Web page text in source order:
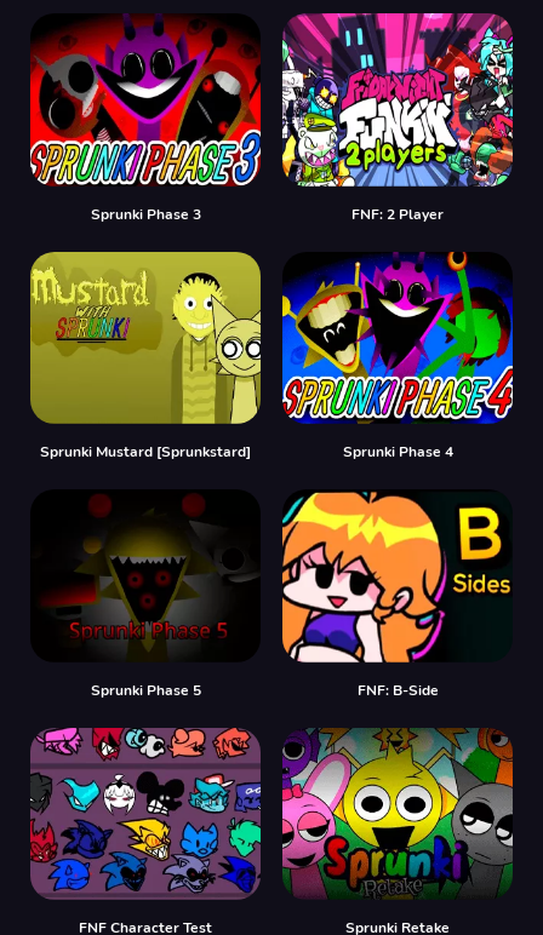
Sprunki Phase 3 FNF: 2 Player
Sprunki Mustard [Sprunkstard] Sprunki Phase 4
Sprunki Phase 5 FNF: B-Side
FNF Character Test
Sprunki Retake